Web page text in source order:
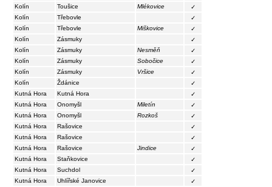
Kolín
Toušice Mlékovice
✓
Kolín
Třebovle
✓
Kolín
Třebovle Miškovice
✓
Kolín
Zásmuky
✓
Kolín
Zásmuky Nesměň
✓
Kolín
Zásmuky Sobočice
✓
Kolín
Zásmuky Vršice
✓
Kolín
Ždánice
✓
Kutná Hora
Kutná Hora
✓
Kutná Hora
Onomyšl Miletín
✓
Kutná Hora
Onomyšl Rozkoš
✓
Kutná Hora
Rašovice
✓
Kutná Hora
Rašovice
✓
Kutná Hora
Rašovice Jindice
✓
Kutná Hora
Staňkovice
✓
Kutná Hora
Suchdol
✓
Kutná Hora
Uhlířské Janovice
✓